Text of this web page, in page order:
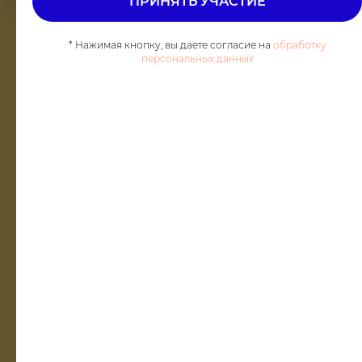
* Нажимая кнопку, вы даете согласие на обработку
персональных данных